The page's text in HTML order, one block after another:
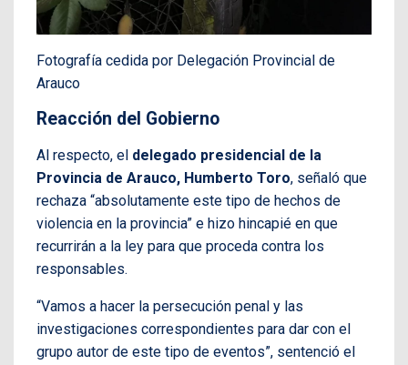
Fotografía cedida por Delegación Provincial de
Arauco
Reacción del Gobierno
Al respecto, el delegado presidencial de la
Provincia de Arauco, Humberto Toro, señaló que
rechaza “absolutamente este tipo de hechos de
violencia en la provincia” e hizo hincapié en que
recurrirán a la ley para que proceda contra los
responsables.
“Vamos a hacer la persecución penal y las
investigaciones correspondientes para dar con el
grupo autor de este tipo de eventos”, sentenció el